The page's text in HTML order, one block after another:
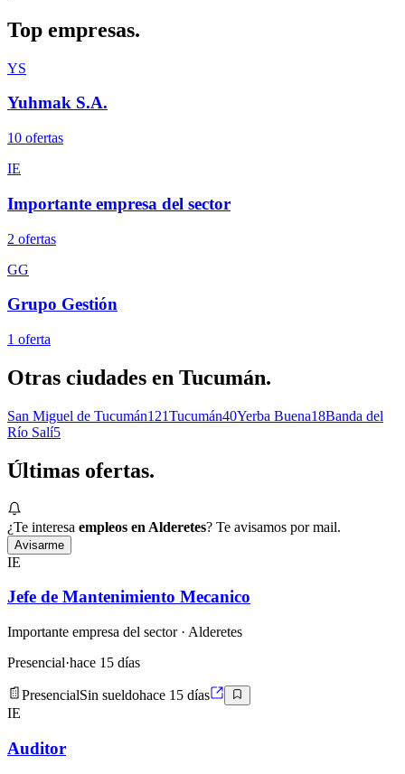
Top empresas.
YS
Yuhmak S.A.
10 ofertas
IE
Importante empresa del sector
2 ofertas
GG
Grupo Gestión
1 oferta
Otras ciudades en Tucumán.
San Miguel de Tucumán121Tucumán40Yerba Buena18Banda del
Río Salí5
Últimas ofertas.
¿Te interesa empleos en Alderetes? Te avisamos por mail.
Avisarme
IE
Jefe de Mantenimiento Mecanico
Importante empresa del sector· Alderetes
Presencial·hace 15 días
PresencialSin sueldohace 15 días
IE
Auditor